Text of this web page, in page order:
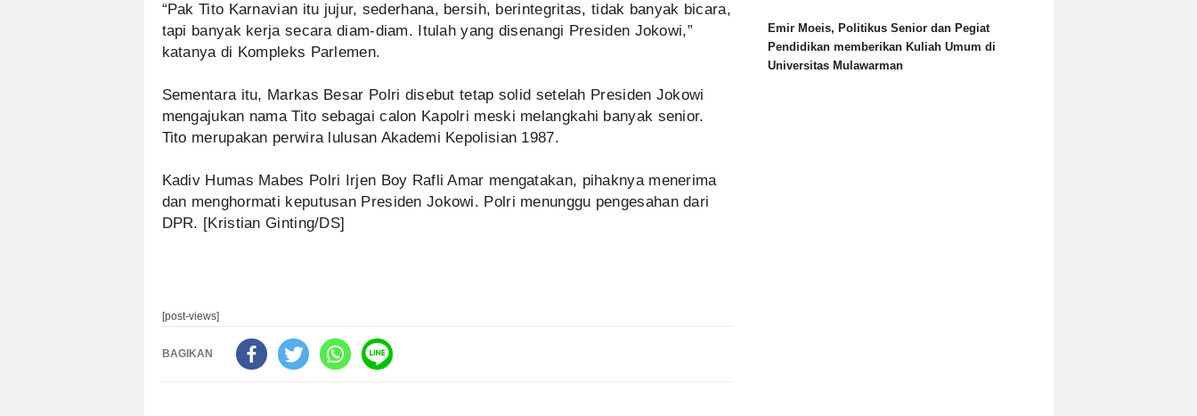
“Pak Tito Karnavian itu jujur, sederhana, bersih, berintegritas, tidak banyak bicara,
tapi banyak kerja secara diam-diam. Itulah yang disenangi Presiden Jokowi,”
katanya di Kompleks Parlemen.
Sementara itu, Markas Besar Polri disebut tetap solid setelah Presiden Jokowi
mengajukan nama Tito sebagai calon Kapolri meski melangkahi banyak senior.
Tito merupakan perwira lulusan Akademi Kepolisian 1987.
Kadiv Humas Mabes Polri Irjen Boy Rafli Amar mengatakan, pihaknya menerima
dan menghormati keputusan Presiden Jokowi. Polri menunggu pengesahan dari
DPR. [Kristian Ginting/DS]
[post-views]
BAGIKAN
Emir Moeis, Politikus Senior dan Pegiat
Pendidikan memberikan Kuliah Umum di
Universitas Mulawarman